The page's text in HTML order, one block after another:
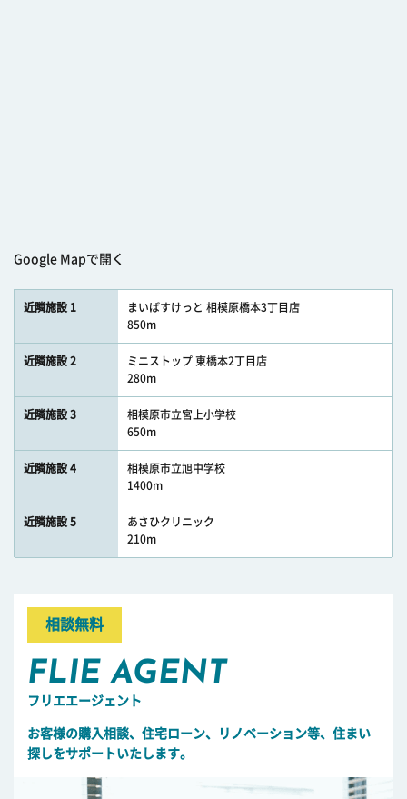
Google Mapで開く
近隣施設 1
まいばすけっと 相模原橋本3丁目店
850m
近隣施設 2
ミニストップ 東橋本2丁目店
280m
近隣施設 3
相模原市立宮上小学校
650m
近隣施設 4
相模原市立旭中学校
1400m
近隣施設 5
あさひクリニック
210m
相談無料
FLIE AGENT
フリエエージェント
お客様の購入相談、住宅ローン、リノベーション等、住まい
探しをサポートいたします。